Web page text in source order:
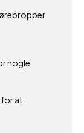
nogle
at